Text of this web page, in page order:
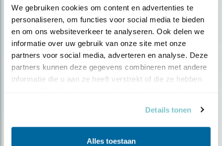
We gebruiken cookies om content en advertenties te
personaliseren, om functies voor social media te bieden
en om ons websiteverkeer te analyseren. Ook delen we
informatie over uw gebruik van onze site met onze
partners voor social media, adverteren en analyse. Deze
partners kunnen deze gegevens combineren met andere
informatie die u aan ze heeft verstrekt of die ze hebben
Details tonen
Alles toestaan